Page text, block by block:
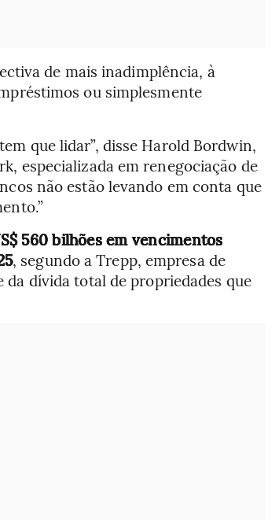
de mais inadimplência, à
ou simplesmente
que lidar”, disse Harold Bordwin,
especializada em renegociação de
não estão levando em conta que
560 bilhões em vencimentos
, segundo a Trepp, empresa de
da dívida total de propriedades que